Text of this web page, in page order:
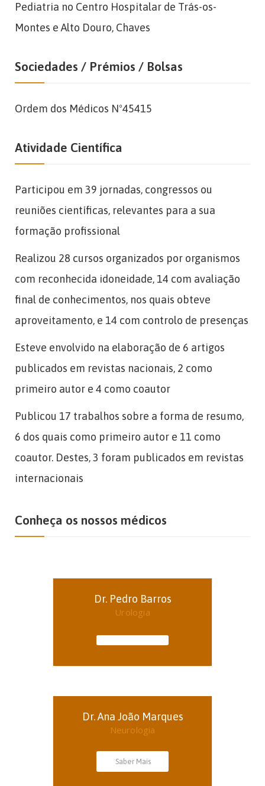
Pediatria no Centro Hospitalar de Trás-os-
Montes e Alto Douro, Chaves
Sociedades / Prémios / Bolsas
Ordem dos Médicos Nº45415
Atividade Científica
Participou em 39 jornadas, congressos ou
reuniões científicas, relevantes para a sua
formação profissional
Realizou 28 cursos organizados por organismos
com reconhecida idoneidade, 14 com avaliação
final de conhecimentos, nos quais obteve
aproveitamento, e 14 com controlo de presenças
Esteve envolvido na elaboração de 6 artigos
publicados em revistas nacionais, 2 como
primeiro autor e 4 como coautor
Publicou 17 trabalhos sobre a forma de resumo,
6 dos quais como primeiro autor e 11 como
coautor. Destes, 3 foram publicados em revistas
internacionais
Conheça os nossos médicos
Dr. Pedro Barros
Urologia
Dr. Ana João Marques
Neurologia
Saber Mais